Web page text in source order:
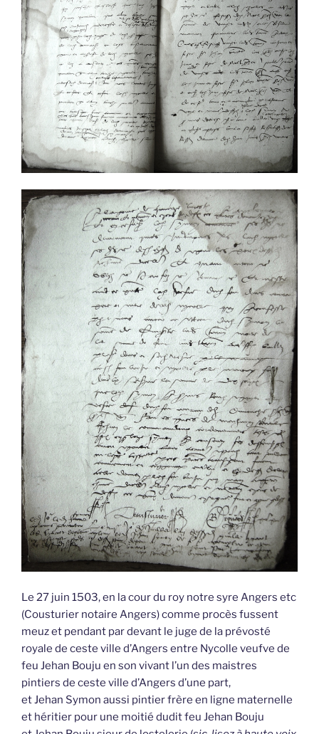
Le 27 juin 1503, en la cour du roy notre syre Angers etc
(Cousturier notaire Angers) comme procès fussent
meuz et pendant par devant le juge de la prévosté
royale de ceste ville d’Angers entre Nycolle veufve de
feu Jehan Bouju en son vivant l’un des maistres
pintiers de ceste ville d’Angers d’une part,
et Jehan Symon aussi pintier frère en ligne maternelle
et héritier pour une moitié dudit feu Jehan Bouju